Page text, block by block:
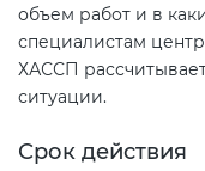
объем работ и в
специалистам
ХАССП
ситуации.
Срок действия